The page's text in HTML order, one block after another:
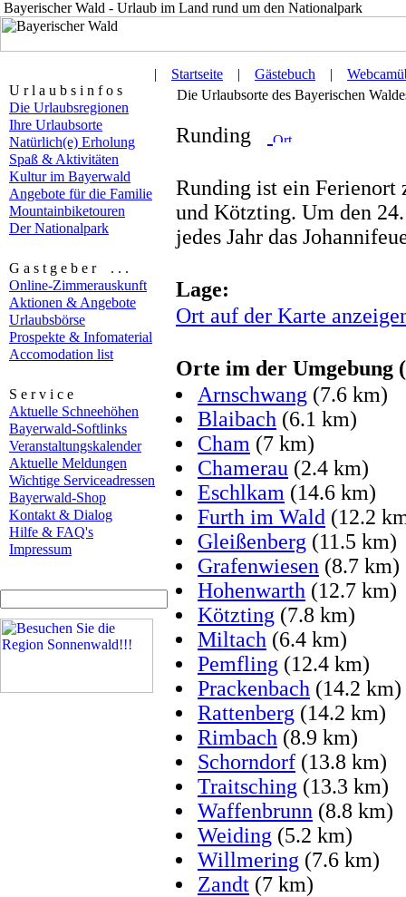
Bayerischer Wald - Urlaub im Land rund um den Nationalpark
| Startseite | Gästebuch |
U r l a u b s i n f o s
Die Urlaubsregionen
Ihre Urlaubsorte
Natürlich(e) Erholung
Spaß & Aktivitäten
Kultur im Bayerwald
Angebote für die Familie
Mountainbiketouren
Der Nationalpark
G a s t g e b e r . . .
Online-Zimmerauskunft
Aktionen & Angebote
Urlaubsbörse
Prospekte & Infomaterial
Accomodation list
S e r v i c e
Aktuelle Schneehöhen
Bayerwald-Softlinks
Veranstaltungskalender
Aktuelle Meldungen
Wichtige Serviceadressen
Bayerwald-Shop
Kontakt & Dialog
Hilfe & FAQ's
Impressum
Die Urlaubsorte des Bayerischen
Runding
Runding ist ein Ferienort
und Kötzting. Um den
jedes Jahr das
Lage:
Ort auf der Karte
Orte im der
Arnschwang (7.6 km)
Blaibach (6.1 km)
Cham (7 km)
Chamerau (2.4 km)
Eschlkam (14.6 km)
Furth im Wald (12.2
Gleißenberg (11.5 km)
Grafenwiesen (8.7 km)
Hohenwarth (12.7 km)
Kötzting (7.8 km)
Miltach (6.4 km)
Pemfling (12.4 km)
Prackenbach (14.2 km)
Rattenberg (14.2 km)
Rimbach (8.9 km)
Schorndorf (13.8 km)
Traitsching (13.3 km)
Waffenbrunn (8.8 km)
Weiding (5.2 km)
Willmering (7.6 km)
Zandt (7 km)